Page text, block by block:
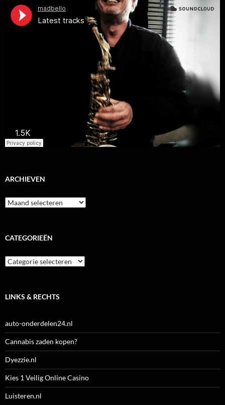
ARCHIEVEN
Archieven
CATEGORIEËN
Categorieën
LINKS & RECHTS
auto-onderdelen24.nl
Cannabis zaden kopen?
Dyezzie.nl
Kies 1 Veilig Online Casino
Luisteren.nl